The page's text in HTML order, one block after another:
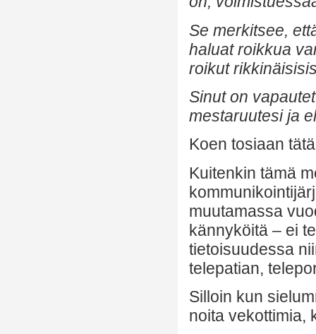
Se merkitsee,
haluat roikkua
roikut
Sinut on
mestaruutesi ja
Koen tosiaan
Kuitenkin tämä
muutamassa
kännyköitä – ei
tietoisuudessa
telepatian,
Silloin kun
noita vekottimia,